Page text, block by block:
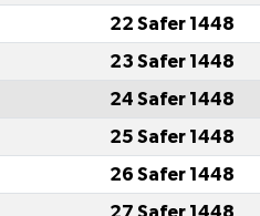
22 Safer 1448
23 Safer 1448
24 Safer 1448
25 Safer 1448
26 Safer 1448
27 Safer 1448